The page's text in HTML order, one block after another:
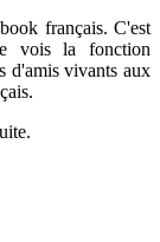
français. C'est
vois la fonction
d'amis vivants aux